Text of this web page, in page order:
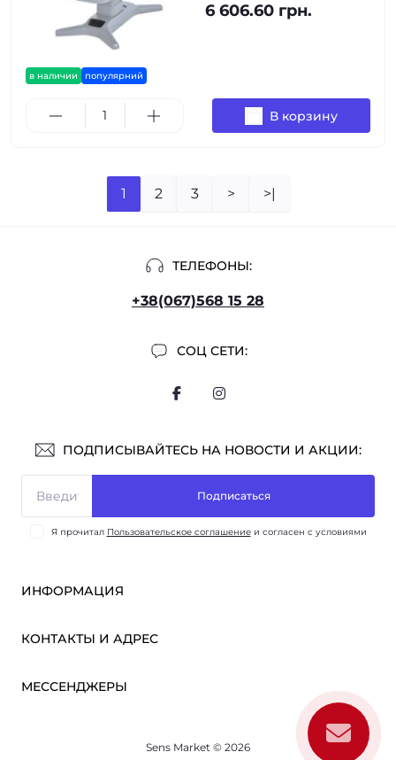
в наличии популярний
6 606.60 грн.
В корзину
1 2 3 > >|
ТЕЛЕФОНЫ:
+38(067)568 15 28
СОЦ СЕТИ:
ПОДПИСЫВАЙТЕСЬ НА НОВОСТИ И АКЦИИ:
Подписаться
Я прочитал Пользовательское соглашениеи согласен с условиями
ИНФОРМАЦИЯ
ОПТ
О нас
КОНТАКТЫ И АДРЕС
МЕССЕНДЖЕРЫ
Sens Market © 2026